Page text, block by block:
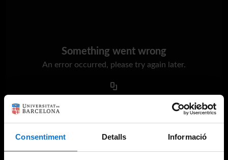
Consentiment Detalls Informació
Something went wrong
An error occurred, please try again later.